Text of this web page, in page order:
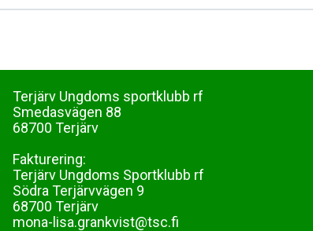
Terjärv Ungdoms sportklubb rf
Smedasvägen 88
68700 Terjärv
Fakturering:
Terjärv Ungdoms Sportklubb rf
Södra Terjärvvägen 9
68700 Terjärv
mona-lisa.grankvist@tsc.fi